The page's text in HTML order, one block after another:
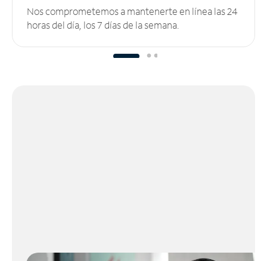
Nos comprometemos a mantenerte en línea las 24
horas del día, los 7 días de la semana.